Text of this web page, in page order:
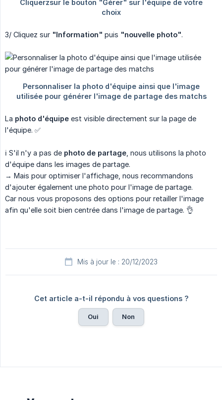
3/ Cliquez sur "Information" puis "nouvelle photo".
La photo d'équipe est visible directement sur la page de
l'équipe. ✅
ℹ️ S'il n'y a pas de photo de partage , nous utilisons la photo
d'équipe dans les images de partage.
→ Mais pour optimiser l'affichage, nous recommandons
d'ajouter également une photo pour l'image de partage.
Car nous vous proposons des options pour retailler l'image
afin qu'elle soit bien centrée dans l'image de partage. 👌
Mis à jour le : 20/12/2023
Cet article a-t-il répondu à vos questions ?
Oui Non